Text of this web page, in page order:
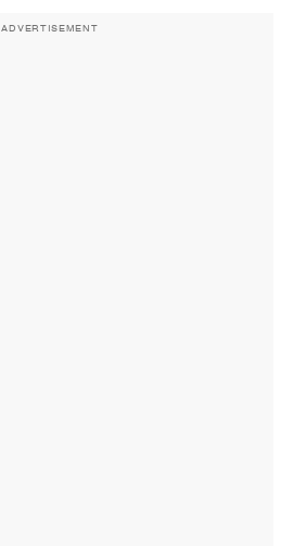
ADVERTISEMENT